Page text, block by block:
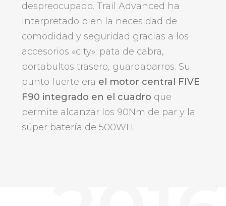
despreocupado. Trail Advanced ha
interpretado bien la necesidad de
comodidad y seguridad gracias a los
accesorios «city»: pata de cabra,
portabultos trasero, guardabarros. Su
punto fuerte era el motor central FIVE
F90 integrado en el cuadro que
permite alcanzar los 90Nm de par y la
súper batería de 500WH.